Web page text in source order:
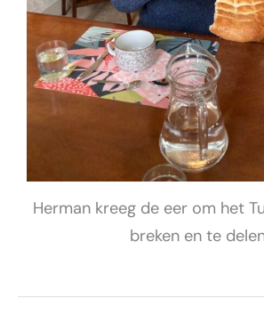
Herman kreeg de eer om het
breken en te